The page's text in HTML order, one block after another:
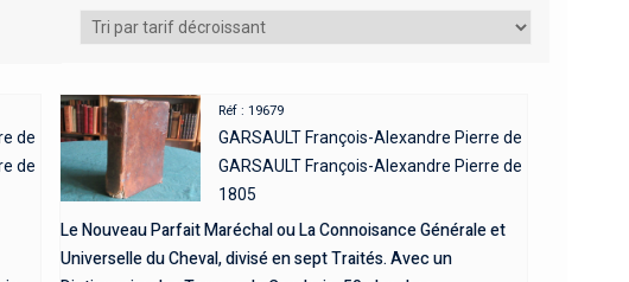
de
de
Réf : 19679
GARSAULT François-Alexandre Pierre de
GARSAULT François-Alexandre Pierre de
1805
Le Nouveau Parfait Maréchal ou La Connoisance Générale et
Universelle du Cheval, divisé en sept Traités. Avec un